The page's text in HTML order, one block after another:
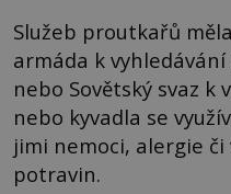
Služeb proutkařů
armáda k
nebo Sovětský svaz k
nebo kyvadla se
jimi nemoci, alergie
potravin.